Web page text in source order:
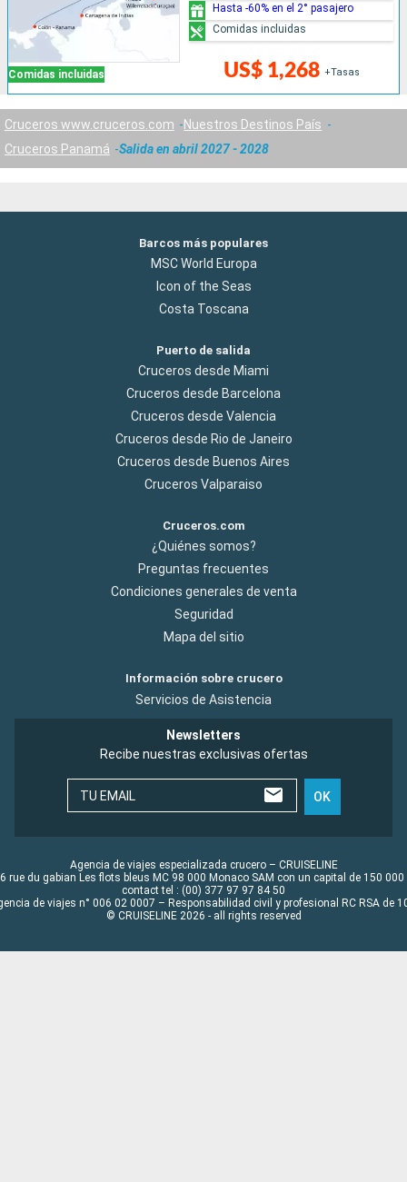
Comidas incluidas US$ 1,268 +Tasas
Hasta -60% en el 2° pasajero
Comidas incluidas
Cruceros www.cruceros.com
Nuestros Destinos País
Cruceros Panamá
Salida en abril 2027 - 2028
Barcos más populares
MSC World Europa
Icon of the Seas
Costa Toscana
Puerto de salida
Cruceros desde Miami
Cruceros desde Barcelona
Cruceros desde Valencia
Cruceros desde Rio de Janeiro
Cruceros desde Buenos Aires
Cruceros Valparaiso
Cruceros.com
¿Quiénes somos?
Preguntas frecuentes
Condiciones generales de venta
Seguridad
Mapa del sitio
Información sobre crucero
Servicios de Asistencia
Newsletters
Recibe nuestras exclusivas ofertas
TU EMAIL OK
Agencia de viajes especializada crucero – CRUISELINE
rue du gabian Les flots bleus MC 98 000 Monaco SAM con un capital de 150 000
contact tel : (00) 377 97 97 84 50
de viajes n° 006 02 0007 – Responsabilidad civil y profesional RC RSA de
© CRUISELINE 2026 - all rights reserved